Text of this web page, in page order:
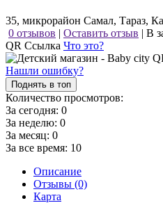
35, микрорайон Самал, Тараз,
0 отзывов | Оставить отзыв | В
QR Ссылка Что это?
Нашли ошибку?
Поднять в топ
Количество просмотров:
За сегодня: 0
За неделю: 0
За месяц: 0
За все время: 10
Описание
Отзывы (0)
Карта